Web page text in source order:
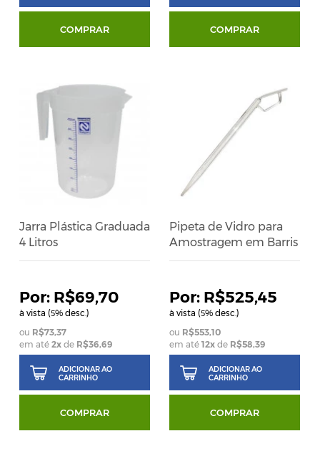
COMPRAR COMPRAR
Jarra Plástica Graduada
4 Litros
R$69,70
à vista (5% desc.)
R$73,37
em até2x de R$36,69
ADICIONAR AO
CARRINHO
COMPRAR
Pipeta de Vidro para
Amostragem em Barris
R$525,45
à vista (5% desc.)
R$553,10
em até 12xde R$58,39
ADICIONAR AO
CARRINHO
COMPRAR